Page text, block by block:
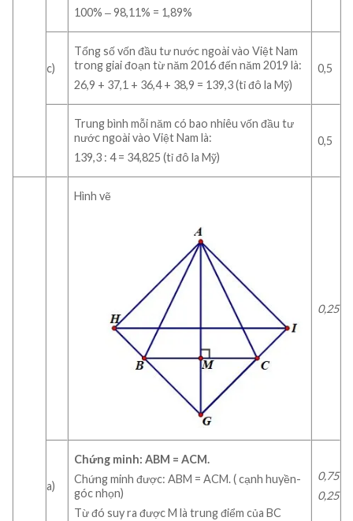
100% ‒ 98,11% = 1,89%
c)
Tổng số vốn đầu tư nước ngoài vào Việt Nam
trong giai đoạn từ năm 2016 đến năm 2019 là:
26,9 + 37,1 + 36,4 + 38,9 = 139,3 (tỉ đô la Mỹ)
0,5
Trung bình mỗi năm có bao nhiêu vốn đầu tư
nước ngoài vào Việt Nam là:
139,3 : 4 = 34,825 (tỉ đô la Mỹ)
0,5
Hình vẽ
0,25
a)
Chứng minh:ABM =ACM.
Chứng minh được: ABM = ACM. ( cạnh huyền-
góc nhọn)
Từ đó suy ra được M là trung điểm của BC
0,75
0,25